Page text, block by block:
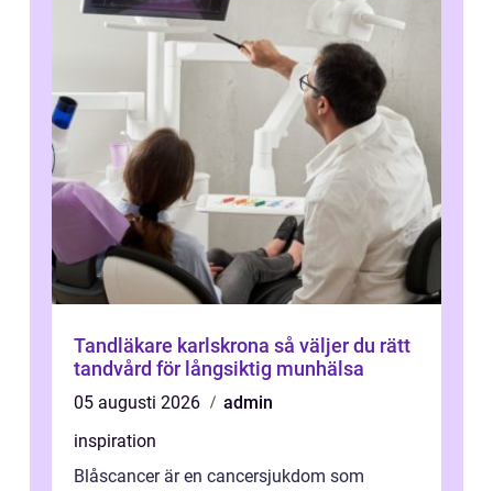
Tandläkare karlskrona så väljer du rätt
tandvård för långsiktig munhälsa
05 augusti 2026
admin
inspiration
Blåscancer är en cancersjukdom som